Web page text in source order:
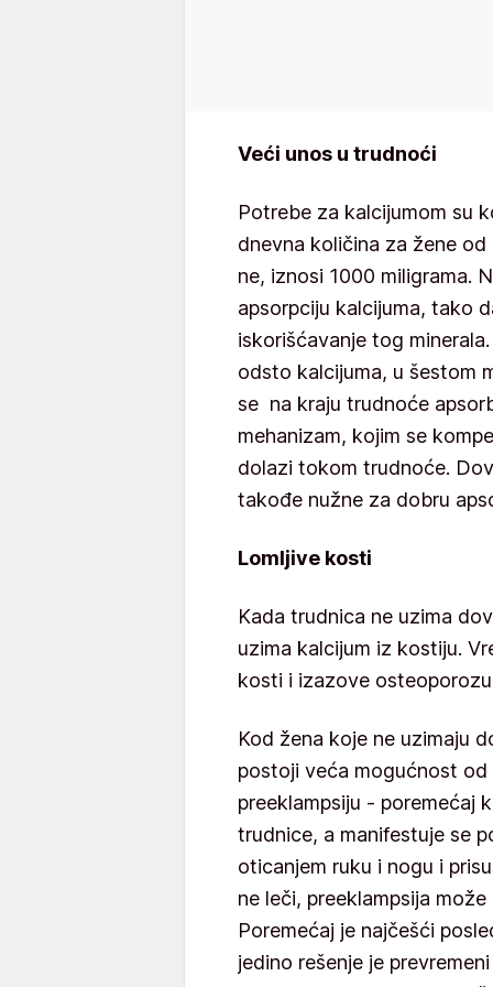
Veći unos u trudnoći
Potrebe za kalcijumom su
dnevna količina za žene
ne, iznosi 1000 miligrama.
apsorpciju kalcijuma, tako
iskorišćavanje tog
odsto kalcijuma, u šestom
se na kraju trudnoće
mehanizam, kojim se
dolazi tokom trudnoće.
takođe nužne za dobru
Lomljive kosti
Kada trudnica ne uzima
uzima kalcijum iz kostiju.
kosti i izazove
Kod žena koje ne uzimaju
postoji veća mogućnost
preeklampsiju - poremećaj
trudnice, a manifestuje se
oticanjem ruku i nogu i
ne leči, preeklampsija
Poremećaj je najčešći
jedino rešenje je